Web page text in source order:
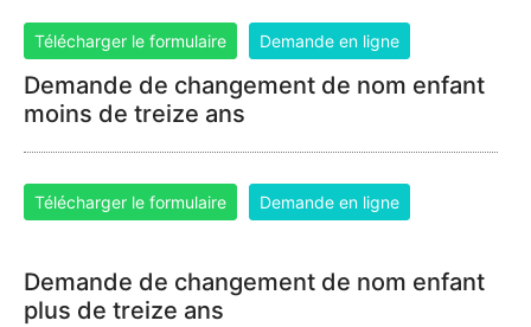
Télécharger le formulaire Demande en ligne
Demande de changement de nom enfant
moins de treize ans
Télécharger le formulaire Demande en ligne
Demande de changement de nom enfant
plus de treize ans